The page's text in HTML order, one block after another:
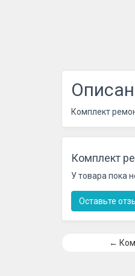
Комплект
Комплект
У товара пока
Оставьте
←